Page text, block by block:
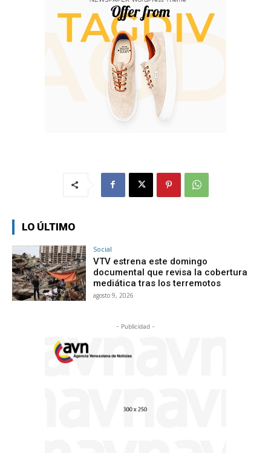
LO ÚLTIMO
Social
VTV estrena este domingo
documental que revisa la cobertura
mediática tras los terremotos
agosto 9, 2026
- Publicidad -